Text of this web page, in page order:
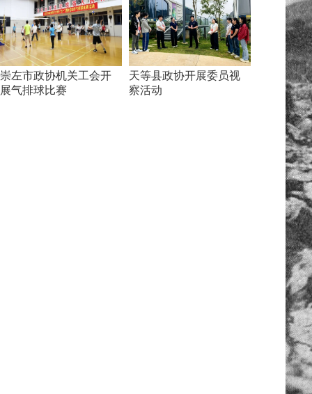
崇左市政协机关工会开
展气排球比赛
天等县政协开展委员视
察活动